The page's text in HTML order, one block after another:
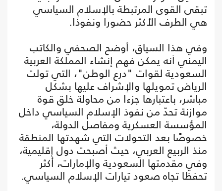
تبقى القوى المرتبطة بالإسلام السياسي
هي الطرف الأكثر حضورًا ونفوذًا.
وفي هذا السياق، أوضح الصحفي والكاتب
اليمني أنه يمكن فهم إنشاء المملكة العربية
السعودية لقوات "درع الوطن"، التي تولت
الرياض تمويلها والإشراف عليها بشكل
مباشر، باعتبارها جزءًا من محاولة خلق قوة
موازنة تحدّ من نفوذ الإسلام السياسي داخل
المؤسسة العسكرية ومفاصل الدولة،
خصوصًا بعد التحولات التي شهدتها المنطقة
منذ الربيع العربي، حيث أصبحت دول إقليمية،
وفي مقدمتها السعودية والإمارات، أكثر
تحفظًا تجاه صعود تيارات الإسلام السياسي.